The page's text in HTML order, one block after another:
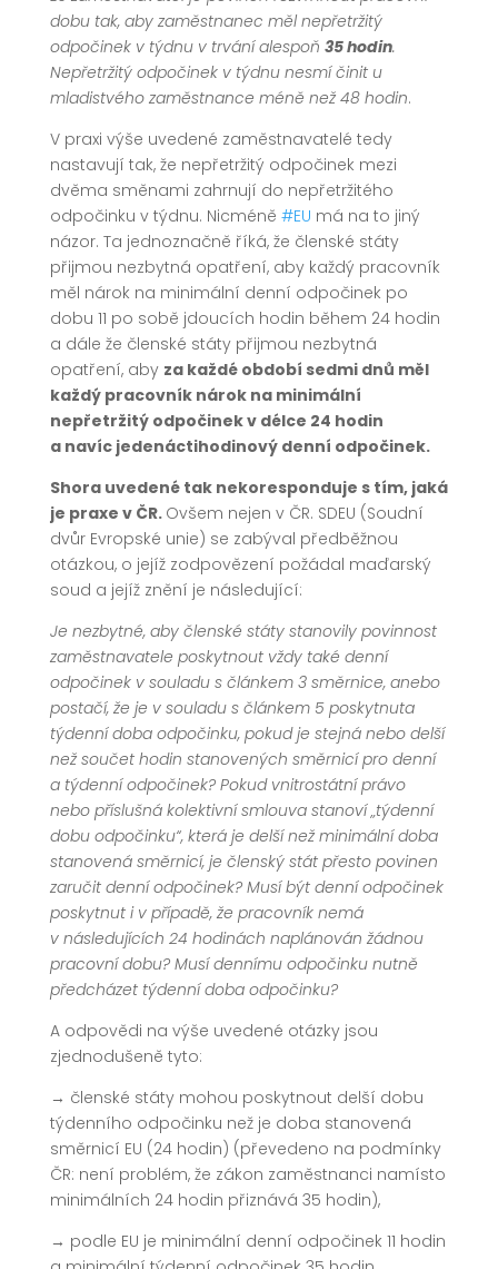
dobu tak, aby zaměstnanec měl nepřetržitý
odpočinek v týdnu v trvání alespoň 35 hodin.
Nepřetržitý odpočinek v týdnu nesmí činit u
mladistvého zaměstnance méně než 48 hodin.
V praxi výše uvedené zaměstnavatelé tedy
nastavují tak, že nepřetržitý odpočinek mezi
dvěma směnami zahrnují do nepřetržitého
odpočinku v týdnu. Nicméně #EU má na to jiný
názor. Ta jednoznačně říká, že členské státy
přijmou nezbytná opatření, aby každý pracovník
měl nárok na minimální denní odpočinek po
dobu 11 po sobě jdoucích hodin během 24 hodin
a dále že členské státy přijmou nezbytná
opatření, aby za každé období sedmi dnů měl
každý pracovník nárok na minimální
nepřetržitý odpočinek v délce 24 hodin
a navíc jedenáctihodinový denní odpočinek.
Shora uvedené tak nekoresponduje s tím, jaká
je praxe v ČR. Ovšem nejen v ČR. SDEU (Soudní
dvůr Evropské unie) se zabýval předběžnou
otázkou, o jejíž zodpovězení požádal maďarský
soud a jejíž znění je následující:
Je nezbytné, aby členské státy stanovily povinnost
zaměstnavatele poskytnout vždy také denní
odpočinek v souladu s článkem 3 směrnice, anebo
postačí, že je v souladu s článkem 5 poskytnuta
týdenní doba odpočinku, pokud je stejná nebo delší
než součet hodin stanovených směrnicí pro denní
a týdenní odpočinek? Pokud vnitrostátní právo
nebo příslušná kolektivní smlouva stanoví „týdenní
dobu odpočinku“, která je delší než minimální doba
stanovená směrnicí, je členský stát přesto povinen
zaručit denní odpočinek? Musí být denní odpočinek
poskytnut i v případě, že pracovník nemá
v následujících 24 hodinách naplánován žádnou
pracovní dobu? Musí dennímu odpočinku nutně
předcházet týdenní doba odpočinku?
A odpovědi na výše uvedené otázky jsou
zjednodušeně tyto:
→ členské státy mohou poskytnout delší dobu
týdenního odpočinku než je doba stanovená
směrnicí EU (24 hodin) (převedeno na podmínky
ČR: není problém, že zákon zaměstnanci namísto
minimálních 24 hodin přiznává 35 hodin),
→ podle EU je minimální denní odpočinek 11 hodin